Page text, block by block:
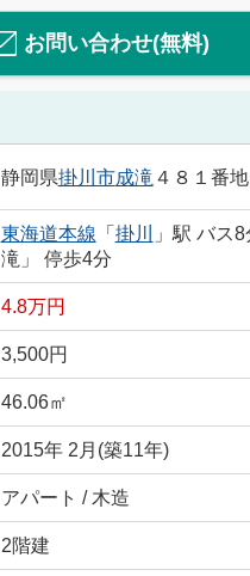
お問い合わせ(無料)
静岡県掛川市成滝 ４８１番地
東海道本線 「 掛川
」駅 バス
滝」 停歩4分
4.8万円
3,500円
46.06㎡
2015年 2月(築11年)
アパート / 木造
2階建